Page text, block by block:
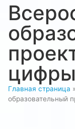
Главная страница »
образовательный